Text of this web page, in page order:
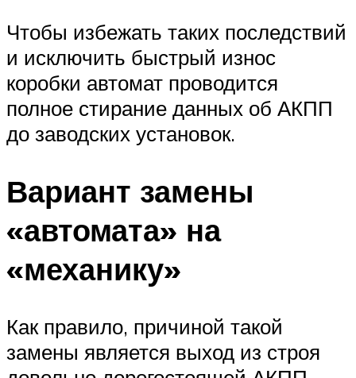
Чтобы избежать таких последствий
и исключить быстрый износ
коробки автомат проводится
полное стирание данных об АКПП
до заводских установок.
Вариант замены
«автомата» на
«механику»
Как правило, причиной такой
замены является выход из строя